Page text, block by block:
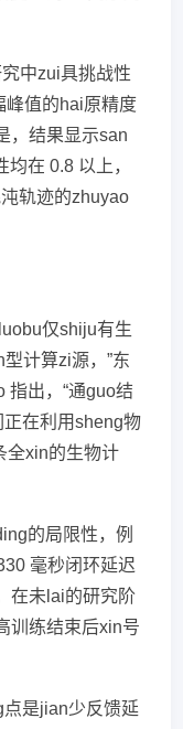
中zui具挑战性
峰值的hai原精度
，结果显示san
在 0.8 以上，
轨迹的zhuyao
仅shiju有生
计算zi源，”东
指出，“通guo结
在利用sheng物
全xin的生物计
的局限性，例
毫秒闭环延迟
在未lai的研究阶
训练结束后xin号
是jian少反馈延